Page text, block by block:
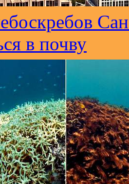
в почву